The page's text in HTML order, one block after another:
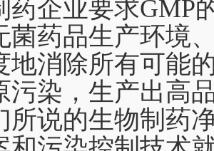
企业要求GMP
菌药品生产环境
地消除所有可能
污染，生产出高
所说的生物制药